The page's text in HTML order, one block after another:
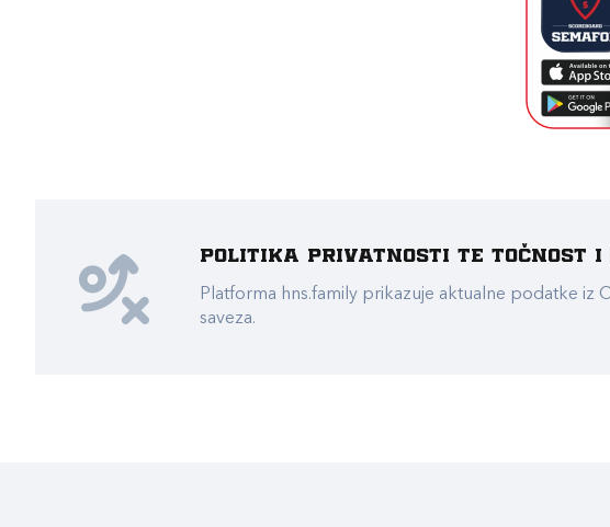
Politika privatnosti te točnost i
Platforma hns.family prikazuje aktualne podatke
saveza.